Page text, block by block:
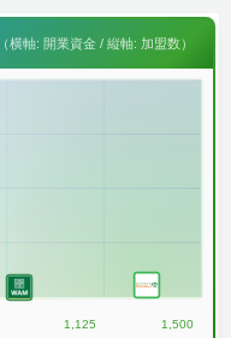
（横軸: 開業資金 / 縦軸: 加盟数）
1,125 1,500